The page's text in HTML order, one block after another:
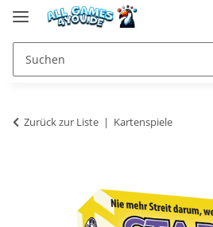
Zurück zur Liste Kartenspiele